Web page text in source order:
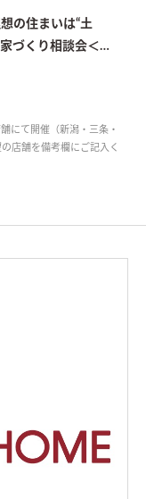
の住まいは“土
づくり相談会＜予
にて開催（新潟・三条・
店舗を備考欄にご記入く